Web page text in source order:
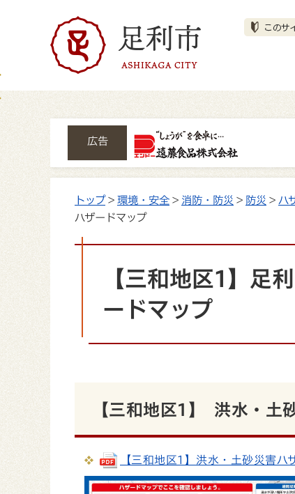
広告
トップ> 環境・安全 > 消防・防災 > 防災 > ハ
ハザードマップ
【三和地区1】足
ードマップ
【三和地区1】 洪水・土
【三和地区1】洪水・土砂災害